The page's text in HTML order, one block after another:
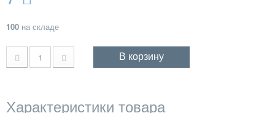
100 на складе
В корзину
Характеристики товара